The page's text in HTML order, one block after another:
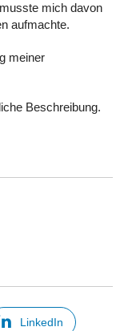
mich davon
aufmachte.
meiner
Beschreibung.
LinkedIn